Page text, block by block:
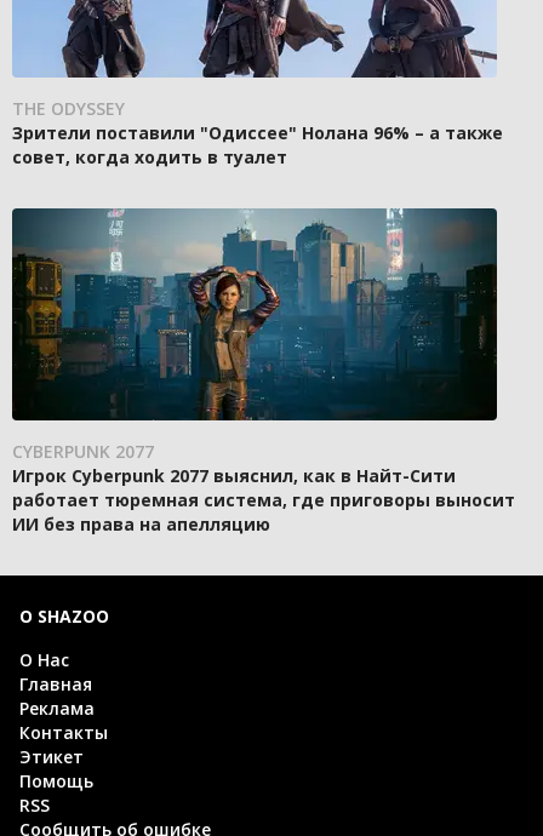
THE ODYSSEY
Зрители поставили "Одиссее" Нолана 96% – а также
совет, когда ходить в туалет
CYBERPUNK 2077
Игрок Cyberpunk 2077 выяснил, как в Найт-Сити
работает тюремная система, где приговоры выносит
ИИ без права на апелляцию
О SHAZOO
О Нас
Главная
Реклама
Контакты
Этикет
Помощь
RSS
Сообщить об ошибке